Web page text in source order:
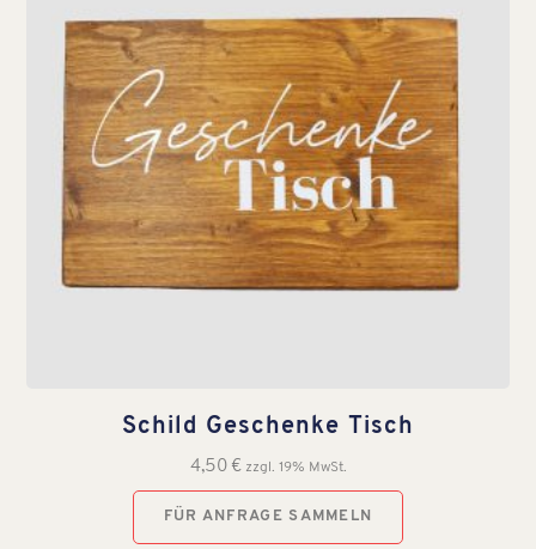
Schild Geschenke Tisch
4,50 € zzgl. 19% MwSt.
FÜR ANFRAGE SAMMELN